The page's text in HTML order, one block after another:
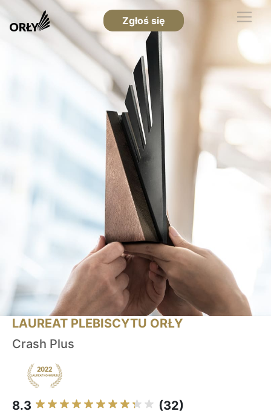
Zgłoś się
LAUREAT PLEBISCYTU ORŁY
Crash Plus
8.3 (32)